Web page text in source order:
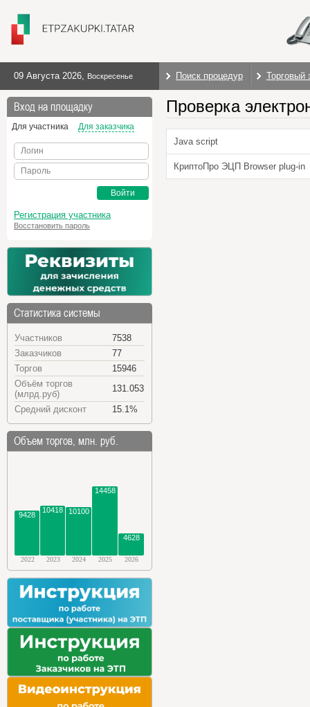
09 Августа 2026, Воскресенье Поиск процедур Торговый
Вход на площадку
Для участника Для заказчика
Логин
Пароль
Войти
Регистрация участника
Восстановить пароль
Статистика системы
Участников
7538
Заказчиков
77
Торгов
15946
Объём торгов
(млрд.руб)
131.053
Средний дисконт
15.1%
Объем торгов, млн. руб.
9428
10418 10100
14458
4628
2022 2023 2024 2025 2026
Проверка
Java script
КриптоПро ЭЦП Browser plug-in